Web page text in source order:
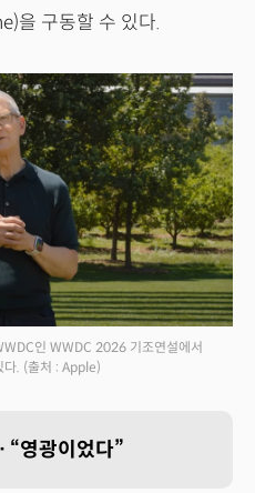
을 구동할 수 있다.
인 WWDC 2026 기조연설에서
다. (출처 : Apple)
“영광이었다”